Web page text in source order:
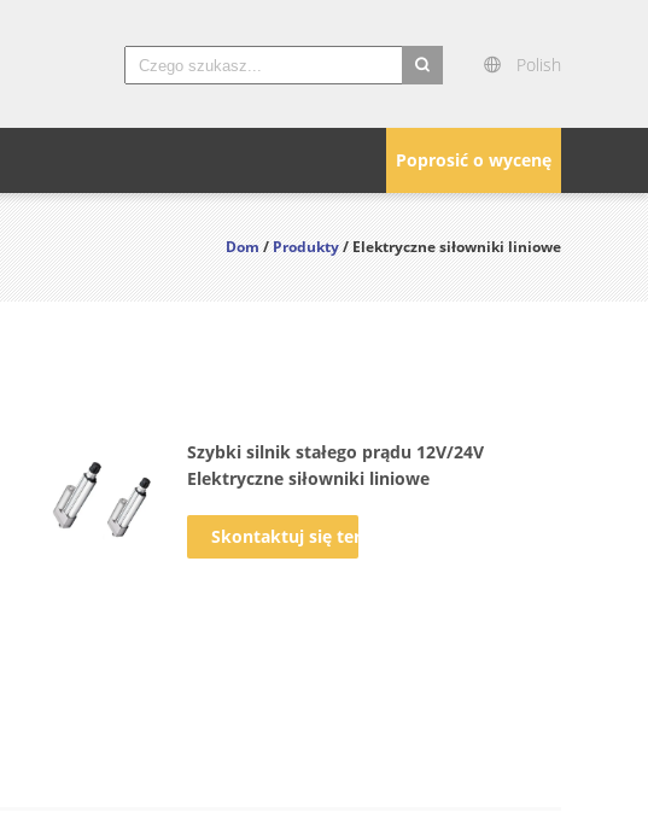
Polish
Poprosić o wycenę
Dom/Produkty/ Elektryczne siłowniki liniowe
Szybki silnik stałego prądu 12V/24V
Elektryczne siłowniki liniowe
Skontaktuj się teraz